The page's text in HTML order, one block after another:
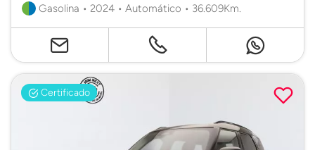
Gasolina • 2024 • Automático • 36.609Km.
Certificado